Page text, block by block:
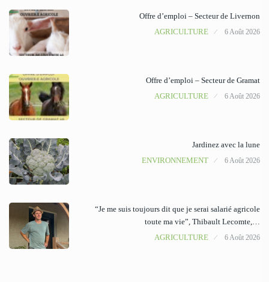
Offre d’emploi – Secteur de Livernon
AGRICULTURE
6 Août 2026
Offre d’emploi – Secteur de Gramat
AGRICULTURE
6 Août 2026
Jardinez avec la lune
ENVIRONNEMENT
6 Août 2026
“Je me suis toujours dit que je serai salarié agricole
toute ma vie”, Thibault Lecomte,…
AGRICULTURE
6 Août 2026